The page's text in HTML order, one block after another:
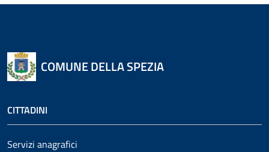
COMUNE DELLA SPEZIA
CITTADINI
Servizi anagrafici